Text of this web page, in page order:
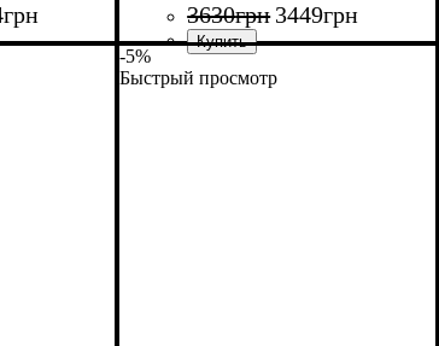
грн 3630грн 3449грн
-5%
Быстрый просмотр